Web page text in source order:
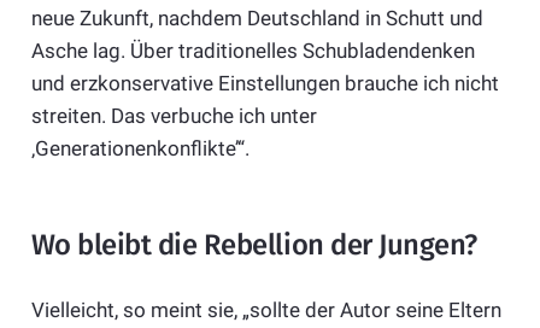
neue Zukunft, nachdem Deutschland in Schutt und
Asche lag. Über traditionelles Schubladendenken
und erzkonservative Einstellungen brauche ich nicht
streiten. Das verbuche ich unter
‚Generationenkonflikte’“.
Wo bleibt die Rebellion der Jungen?
Vielleicht, so meint sie, „sollte der Autor seine Eltern